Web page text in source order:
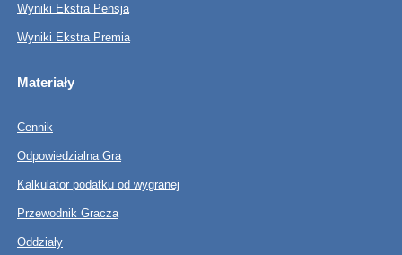
Wyniki Ekstra Pensja
Wyniki Ekstra Premia
Materiały
Cennik
Odpowiedzialna Gra
Kalkulator podatku od wygranej
Przewodnik Gracza
Oddziały